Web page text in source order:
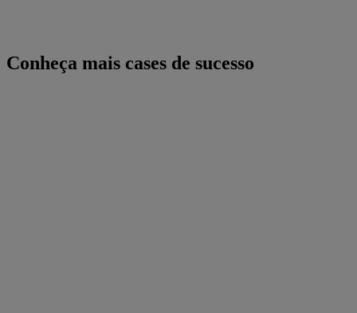
Conheça mais cases de sucesso